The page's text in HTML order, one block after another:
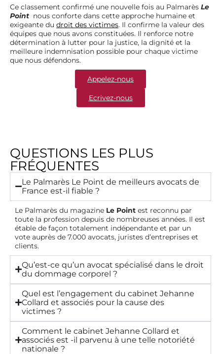
Ce classement confirmé une nouvelle fois au Palmarès Le
Point nous conforte dans cette approche humaine et
exigeante du droit des victimes. Il confirme la valeur des
équipes que nous avons constituées. Il renforce notre
détermination à lutter pour la justice, la dignité et la
meilleure indemnisation possible pour chaque victime
que nous défendons.
Appelez-nous
Ecrivez-nous
QUESTIONS LES PLUS
FRÉQUENTES
Le Palmarès Le Point de meilleurs avocats de
France est-il fiable ?
Le Palmarès du magazine Le Point est reconnu par
toute la profession depuis de nombreuses années. Il est
étable de façon totalement indépendante et par un
vote auprès de 7.000 avocats, juristes d’entreprises et
clients.
Qu’est-ce qu’un avocat spécialisé dans le droit
du dommage corporel ?
Quel est l’engagement du cabinet Jehanne
Collard et associés pour la cause des
victimes ?
Comment le cabinet Jehanne Collard et
associés est -il parvenu à une telle notoriété
nationale ?